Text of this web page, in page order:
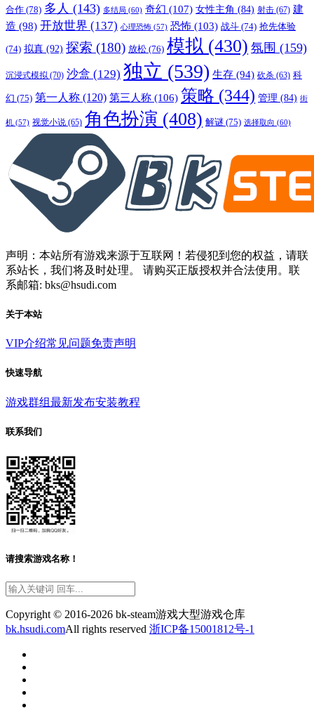
合作 (78) 多人 (143) 多结局 (60) 奇幻 (107) 女性主角 (84) 射击 (67) 建
造 (98) 开放世界 (137) 心理恐怖 (57) 恐怖 (103) 战斗 (74) 抢先体验
(74) 拟真 (92) 探索 (180) 放松 (76) 模拟 (430) 氛围 (159)
沉浸式模拟 (70) 沙盒 (129) 独立 (539) 生存 (94) 砍杀 (63) 科
幻 (75) 第一人称 (120) 第三人称 (106) 策略 (344) 管理 (84) 街
机 (57) 视觉小说 (65) 角色扮演 (408) 解谜 (75) 选择取向 (60)
声明：本站所有游戏来源于互联网！若侵犯到您的权益，请联
系站长，我们将及时处理。 请购买正版授权并合法使用。联
系邮箱: bks@hsudi.com
关于本站
VIP介绍常见问题免责声明
快速导航
游戏群组最新发布安装教程
联系我们
请搜索游戏名称！
Copyright © 2016-2026 bk-steam游戏大型游戏仓库
bk.hsudi.comAll rights reserved 浙ICP备15001812号-1